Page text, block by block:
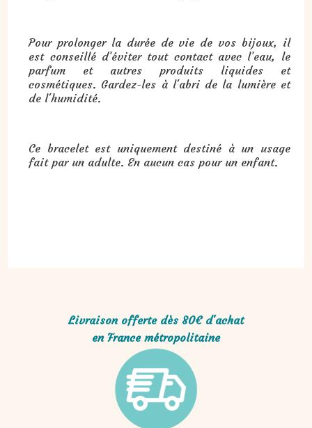
Pour prolonger la durée de vie de vos bijoux, il
est conseillé d’éviter tout contact avec l’eau, le
parfum et autres produits liquides et
cosmétiques. Gardez-les à l'abri de la lumière et
de l'humidité.
Ce bracelet est uniquement destiné à un usage
fait par un adulte. En aucun cas pour un enfant.
Livraison offerte dès 80€ d'achat
en France métropolitaine